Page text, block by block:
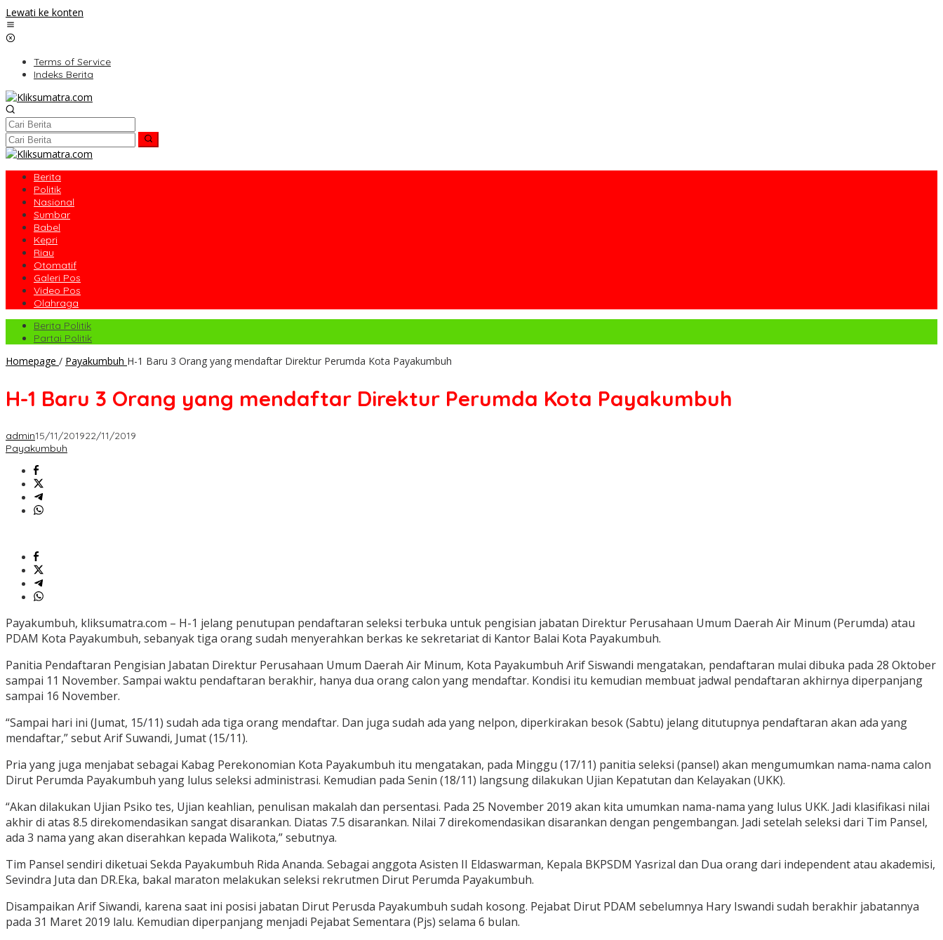
Lewati ke konten
Terms of Service
Indeks Berita
Berita
Politik
Nasional
Sumbar
Babel
Kepri
Riau
Otomatif
Galeri Pos
Video Pos
Olahraga
Berita Politik
Partai Politik
Homepage / Payakumbuh H-1 Baru 3 Orang yang mendaftar Direktur Perumda Kota Payakumbuh
H-1 Baru 3 Orang yang mendaftar Direktur Perumda Kota Payakumbuh
admin15/11/201922/11/2019
Payakumbuh
Payakumbuh, kliksumatra.com – H-1 jelang penutupan pendaftaran seleksi terbuka untuk pengisian jabatan Direktur Perusahaan Umum Daerah Air Minum (Perumda) atau
PDAM Kota Payakumbuh, sebanyak tiga orang sudah menyerahkan berkas ke sekretariat di Kantor Balai Kota Payakumbuh.
Panitia Pendaftaran Pengisian Jabatan Direktur Perusahaan Umum Daerah Air Minum, Kota Payakumbuh Arif Siswandi mengatakan, pendaftaran mulai dibuka pada 28 Oktober
sampai 11 November. Sampai waktu pendaftaran berakhir, hanya dua orang calon yang mendaftar. Kondisi itu kemudian membuat jadwal pendaftaran akhirnya diperpanjang
sampai 16 November.
“Sampai hari ini (Jumat, 15/11) sudah ada tiga orang mendaftar. Dan juga sudah ada yang nelpon, diperkirakan besok (Sabtu) jelang ditutupnya pendaftaran akan ada yang
mendaftar,” sebut Arif Suwandi, Jumat (15/11).
Pria yang juga menjabat sebagai Kabag Perekonomian Kota Payakumbuh itu mengatakan, pada Minggu (17/11) panitia seleksi (pansel) akan mengumumkan nama-nama calon
Dirut Perumda Payakumbuh yang lulus seleksi administrasi. Kemudian pada Senin (18/11) langsung dilakukan Ujian Kepatutan dan Kelayakan (UKK).
“Akan dilakukan Ujian Psiko tes, Ujian keahlian, penulisan makalah dan persentasi. Pada 25 November 2019 akan kita umumkan nama-nama yang lulus UKK. Jadi klasifikasi nilai
akhir di atas 8.5 direkomendasikan sangat disarankan. Diatas 7.5 disarankan. Nilai 7 direkomendasikan disarankan dengan pengembangan. Jadi setelah seleksi dari Tim Pansel,
ada 3 nama yang akan diserahkan kepada Walikota,” sebutnya.
Tim Pansel sendiri diketuai Sekda Payakumbuh Rida Ananda. Sebagai anggota Asisten II Eldaswarman, Kepala BKPSDM Yasrizal dan Dua orang dari independent atau akademisi,
Sevindra Juta dan DR.Eka, bakal maraton melakukan seleksi rekrutmen Dirut Perumda Payakumbuh.
Disampaikan Arif Siwandi, karena saat ini posisi jabatan Dirut Perusda Payakumbuh sudah kosong. Pejabat Dirut PDAM sebelumnya Hary Iswandi sudah berakhir jabatannya
pada 31 Maret 2019 lalu. Kemudian diperpanjang menjadi Pejabat Sementara (Pjs) selama 6 bulan.